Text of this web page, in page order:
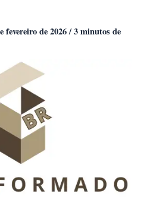
fevereiro de 2026/3 minutos de